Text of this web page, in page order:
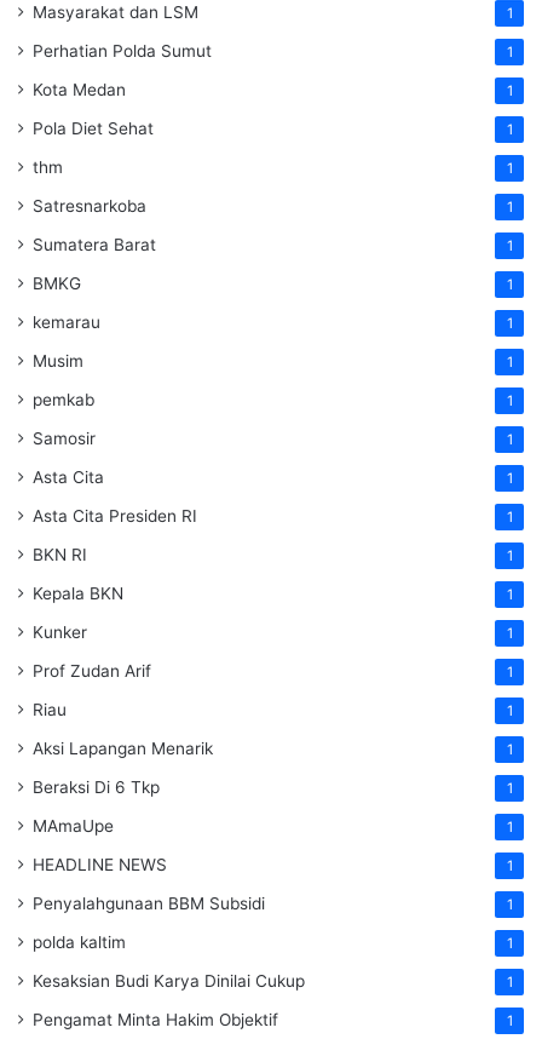
Masyarakat dan LSM 1
Perhatian Polda Sumut 1
Kota Medan 1
Pola Diet Sehat 1
thm 1
Satresnarkoba 1
Sumatera Barat 1
BMKG 1
kemarau 1
Musim 1
pemkab 1
Samosir 1
Asta Cita 1
Asta Cita Presiden RI 1
BKN RI 1
Kepala BKN 1
Kunker 1
Prof Zudan Arif 1
Riau 1
Aksi Lapangan Menarik 1
Beraksi Di 6 Tkp 1
MAmaUpe 1
HEADLINE NEWS 1
Penyalahgunaan BBM Subsidi 1
polda kaltim 1
Kesaksian Budi Karya Dinilai Cukup 1
Pengamat Minta Hakim Objektif 1